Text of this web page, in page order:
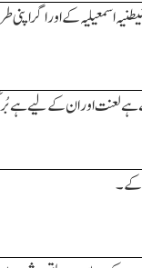
اسمعیلیہ کے اور اگر
لعنت اور ان کے لیے ہے
کے۔